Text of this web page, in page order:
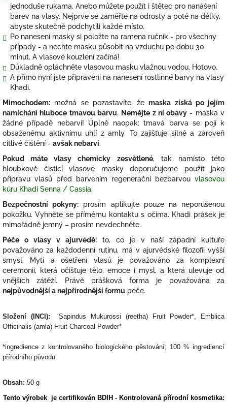
jednoduše rukama. Anebo můžete použít i štětec pro nanášení
barev na vlasy. Nejprve se zaměřte na odrosty a poté na délky,
abyste skutečně podchytili každé místo.
Po nanesení masky si položte na ramena ručník - pro všechny
případy - a nechte masku působit na vzduchu po dobu 30
minut. A vlasové kouzlení začíná!
Důkladně opláchněte vlasovou masku vlažnou vodou. Hotovo.
A přímo nyní jste připraveni na nanesení rostlinné barvy na vlasy
Khadi.
Mimochodem: možná se pozastavíte, žemaska získá po jejím
namíchání hluboce tmavou barvu. Nemějte z ní obavy - maska v
žádné případě nebarví! Úplně naopak: tmavá barva se pojí k
obsaženému aktivnímu uhlí z amly. To zajišťuje silné a zároveň
citlivé čištění - avšak nebarví.
Pokud máte vlasy chemicky zesvětlené, tak namísto této
hloubkově čisticí vlasové masky doporučujeme použít jako
přípravu vlasů před barvením regenerační bezbarvou vlasovou
kúru Khadi Senna / Cassia.
Bezpečnostní pokyny: prosím aplikujte pouze na neporušenou
pokožku. Vyhněte se přímému kontaktu s očima. Khadi prášek je
mimořádně jemný – prosím nevdechněte.
Péče o vlasy v ajurvédě: to, co je v naší západní kultuře
považováno za každodenní rutinu, má v ajurvédské filozofii vyšší
smysl. Mytí a ošetření vlasů je považováno za komplexní
ceremonii, která očišťuje tělo, emoce i mysl, a která ulevuje od
vnějších zátěží. Právě prášková forma je považována za
nejpůvodnější a nejpřírodnější formu péče.
Složení (INCI): Sapindus Mukurossi (reetha) Fruit Powder*, Emblica
Officinalis (amla) Fruit Charcoal Powder*
*ingredience z kontrolovaného biologického pěstování; 100 % ingrediencí
přírodního původu
Obsah: 50 g
Tento výrobek je certifikován BDIH - Kontrolovaná přírodní kosmetika: